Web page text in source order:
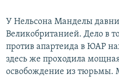
У Нельсона Манделы
Великобританией. Дело в
против апартеида в ЮАР
здесь же проходила
освобождение из тюрьмы.